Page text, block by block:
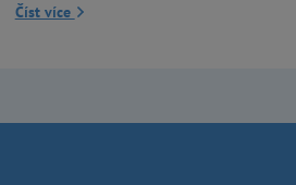
Číst více